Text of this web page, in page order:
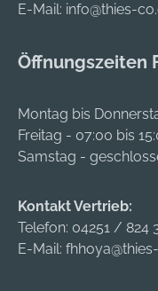
E-Mail: info@thies-
Öffnungszeiten
Montag bis
Freitag - 07:00 bis
Samstag -
Kontakt Vertrieb:
Telefon: 04251 / 824
E-Mail: